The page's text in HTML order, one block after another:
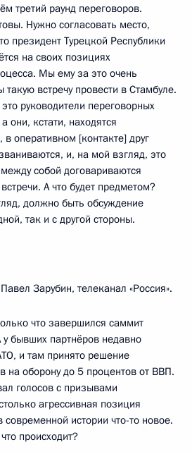
третий раунд переговоров.
Нужно согласовать место,
президент Турецкой Республики
на своих позициях
Мы ему за это очень
встречу провести в Стамбуле.
руководители переговорных
они, кстати, находятся
в оперативном [контакте] друг
и, на мой взгляд, это
собой договариваются
А что будет предметом?
должно быть обсуждение
так и с другой стороны.
Зарубин, телеканал «Россия».
что завершился саммит
бывших партнёров недавно
и там принято решение
на оборону до 5 процентов от ВВП.
голосов с призывами
агрессивная позиция
истории что-то новое.
происходит?